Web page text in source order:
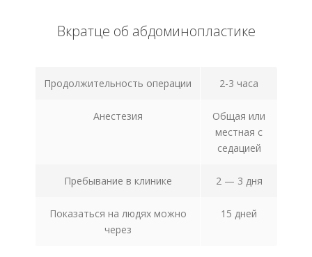
Вкратце об абдоминопластике
Продолжительность операции 2-3 часа
Анестезия
Общая или
местная с
седацией
Пребывание в клинике 2 — 3 дня
Показаться на людях можно
через
15 дней